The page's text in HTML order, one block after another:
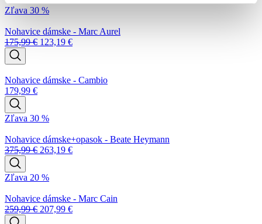
Zľava 30 %
Nohavice dámske - Marc Aurel
175,99€ 123,19 €
Nohavice dámske - Cambio
179,99 €
Zľava 30 %
Nohavice dámske+opasok - Beate Heymann
375,99€ 263,19 €
Zľava 20 %
Nohavice dámske - Marc Cain
259,99€ 207,99 €